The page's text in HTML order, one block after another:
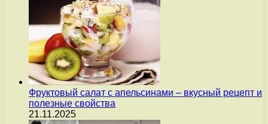
Фруктовый салат с апельсинами – вкусный рецепт и
полезные свойства
21.11.2025